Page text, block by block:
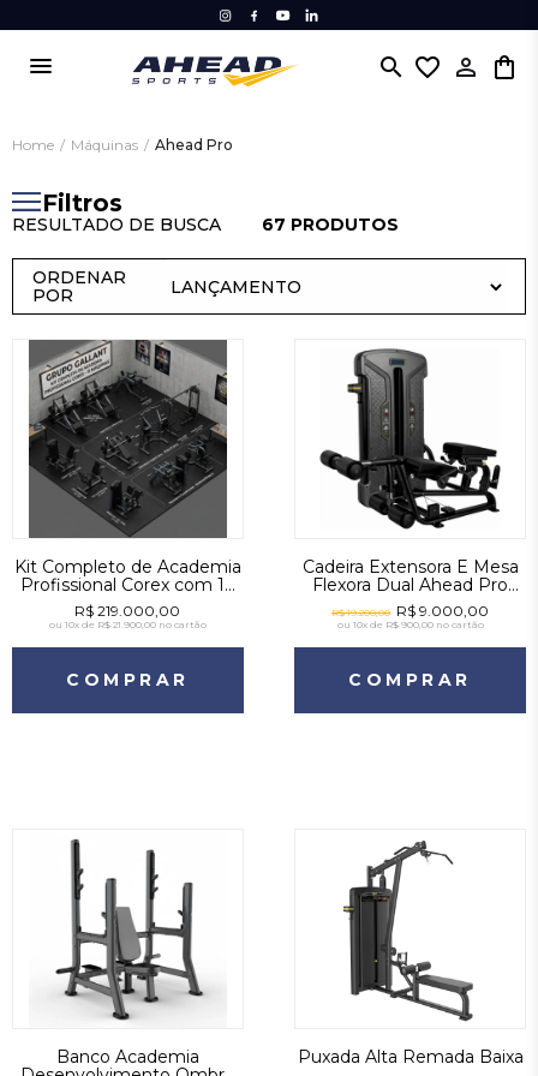
menu search favorite_border
Home / Máquinas / Ahead Pro
RESULTADO DE BUSCA 67 PRODUTOS
Filtros
Kit Completo de Academia
Profissional Corex com 12
Máquinas Articuladas
Ahead Sports
R$ 219.000,00
ou 10x de R$ 21.900,00no cartão
COMPRAR
Cadeira Extensora E Mesa
Flexora Dual Ahead Pro
Absolute Preto
R$ 19.200,00 R$ 9.000,00
ou 10x de R$ 900,00no cartão
COMPRAR
Banco Academia
Puxada Alta Remada Baixa